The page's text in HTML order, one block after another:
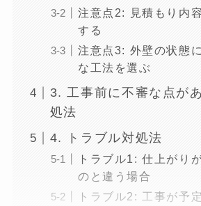
注意点2: 見積もり内
する
注意点3: 外壁の状態
な工法を選ぶ
3. 工事前に不審な点が
処法
4. トラブル対処法
トラブル1: 仕上がり
のと違う場合
トラブル2: 工事が予